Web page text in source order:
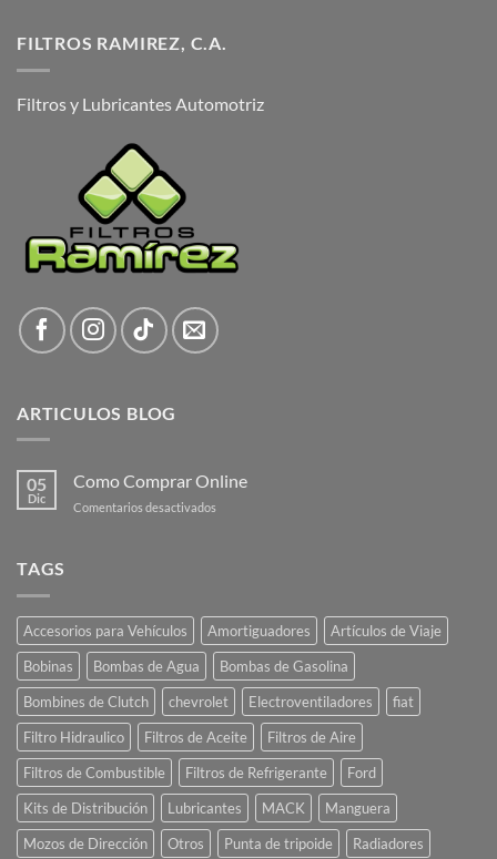
FILTROS RAMIREZ, C.A.
Filtros y Lubricantes Automotriz
ARTICULOS BLOG
05
Dic
Como Comprar Online
Comentarios desactivados
TAGS
Accesorios para Vehículos Amortiguadores
Artículos de Viaje
Bobinas
Bombas de Agua
Bombas de Gasolina
Bombines de Clutch
chevrolet Electroventiladores
fiat
Filtro Hidraulico
Filtros de Aceite
Filtros de Aire
Filtros de Combustible
Filtros de Refrigerante
Ford
Kits de Distribución
Lubricantes MACK
Manguera
Mozos de Dirección
Otros Punta de tripoide Radiadores